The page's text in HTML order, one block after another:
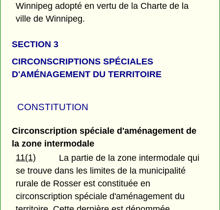
Winnipeg adopté en vertu de la Charte de la
ville de Winnipeg.
SECTION 3
CIRCONSCRIPTIONS SPÉCIALES
D'AMÉNAGEMENT DU TERRITOIRE
CONSTITUTION
Circonscription spéciale d'aménagement de
la zone intermodale
11(1)
La partie de la zone intermodale qui
se trouve dans les limites de la municipalité
rurale de Rosser est constituée en
circonscription spéciale d'aménagement du